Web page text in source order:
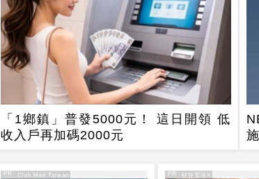
「1鄉鎮」普發5000元！ 這日開領 低
收入戶再加碼2000元
PR
PR・Club Med Taiwan PR
PR・矽谷電波X